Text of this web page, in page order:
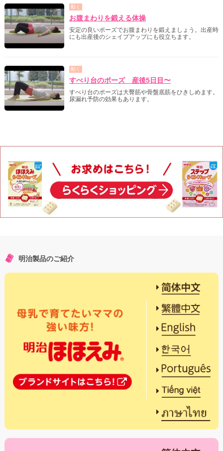
動く
お腹まわりを鍛える体操
安定の良いポーズでお腹まわりを鍛えましょう。出産時
にも出産後のシェイプアップにも役立ちます。
動く
すべり台のポーズ 産後5日目〜
すべり台のポーズは大臀筋や骨盤底筋をひきしめます。
尿漏れ予防の効果もあります。
明治製品のご紹介